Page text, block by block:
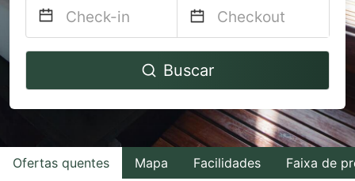
Navigate
to
with
the
Navigate
to
interact
with
the
Buscar
Ofertas quentes Mapa Facilidades Faixa de